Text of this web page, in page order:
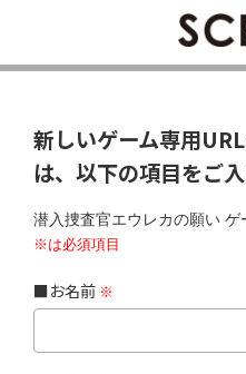
新しいゲーム専用
は、以下の項目をご
潜入捜査官エウレカの願い
※は必須項目
■お名前 ※